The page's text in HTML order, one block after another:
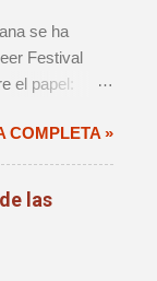
se ha
Festival
el papel:
del
relevantes. El
un retorno a
iniciativas
COMPLETA »
las